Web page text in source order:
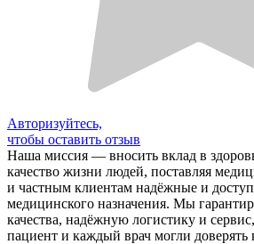
Авторизуйтесь,
чтобы оставить отзыв
Наша миссия — вносить вклад в
качество жизни людей, поставляя
и частным клиентам надёжные и
медицинского назначения. Мы
качества, надёжную логистику и
пациент и каждый врач могли доверять